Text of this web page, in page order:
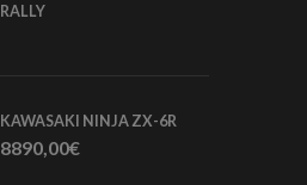
RALLY
KAWASAKI NINJA ZX-6R
8890,00€